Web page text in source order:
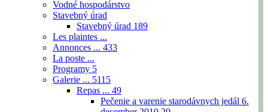
Vodné hospodárstvo
Stavebný úrad
Stavebný úrad 189
Les plaintes ...
Annonces ... 433
La poste ...
Programy 5
Galerie ... 5115
Repas ... 49
Pečenie a varenie starodávnych jedál 6.